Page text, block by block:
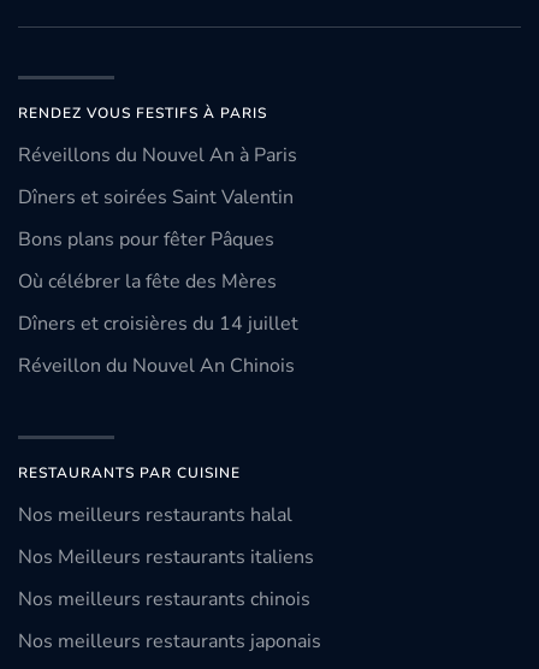
RENDEZ VOUS FESTIFS À PARIS
Réveillons du Nouvel An à Paris
Dîners et soirées Saint Valentin
Bons plans pour fêter Pâques
Où célébrer la fête des Mères
Dîners et croisières du 14 juillet
Réveillon du Nouvel An Chinois
RESTAURANTS PAR CUISINE
Nos meilleurs restaurants halal
Nos Meilleurs restaurants italiens
Nos meilleurs restaurants chinois
Nos meilleurs restaurants japonais